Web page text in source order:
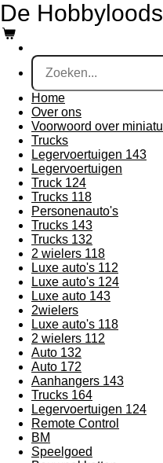
Ga
direct
naar
hoofdinhoud
De Hobbyloods
Home
Over ons
Voorwoord over
Trucks
Legervoertuigen 143
Legervoertuigen
Truck 124
Trucks 118
Personenauto's
Trucks 143
Trucks 132
2 wielers 118
Luxe auto's 112
Luxe auto's 124
Luxe auto 143
2wielers
Luxe auto's 118
2 wielers 112
Auto 132
Auto 172
Aanhangers 143
Trucks 164
Legervoertuigen 124
Remote Control
BM
Speelgoed